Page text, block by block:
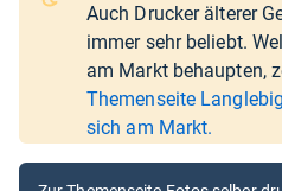
Auch Drucker älterer
immer sehr beliebt.
am Markt behaupten,
Themenseite
sich am Markt.